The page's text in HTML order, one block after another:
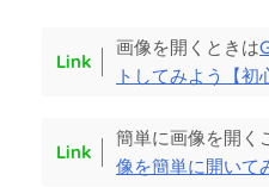
画像を開くときは
トしてみよう【初
簡単に画像を開く
像を簡単に開いて